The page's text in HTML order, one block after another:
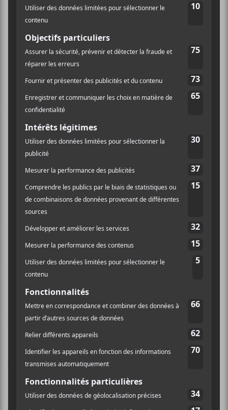
Festival OFF de Québec 2018:
Festival OFF de
Laissez un commentaire
Commentaire
Nom (obligatoire)
Email (ne sera pas publié) (obligatoire)
Site Web
Enregistrer mon nom, mon e-mail et mon site dans
le navigateur pour mon prochain commentaire.